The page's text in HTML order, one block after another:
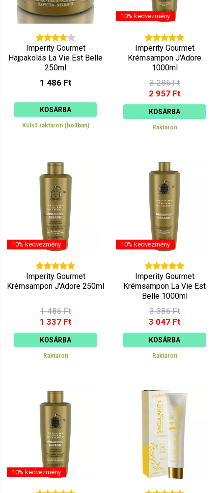
Imperity Gourmet
Hajpakolás La Vie Est Belle
250ml
1 486 Ft
KOSÁRBA
Külső raktáron (boltban)
10% kedvezmény
Imperity Gourmet
Krémsampon J'Adore
1000ml
3 286 Ft
2 957 Ft
KOSÁRBA
Raktáron
10% kedvezmény
Imperity Gourmet
Krémsampon J'Adore 250ml
1 486 Ft
1 337 Ft
KOSÁRBA
Raktáron
10% kedvezmény
Imperity Gourmet
Krémsampon La Vie Est
Belle 1000ml
3 386 Ft
3 047 Ft
KOSÁRBA
Raktáron
10% kedvezmény